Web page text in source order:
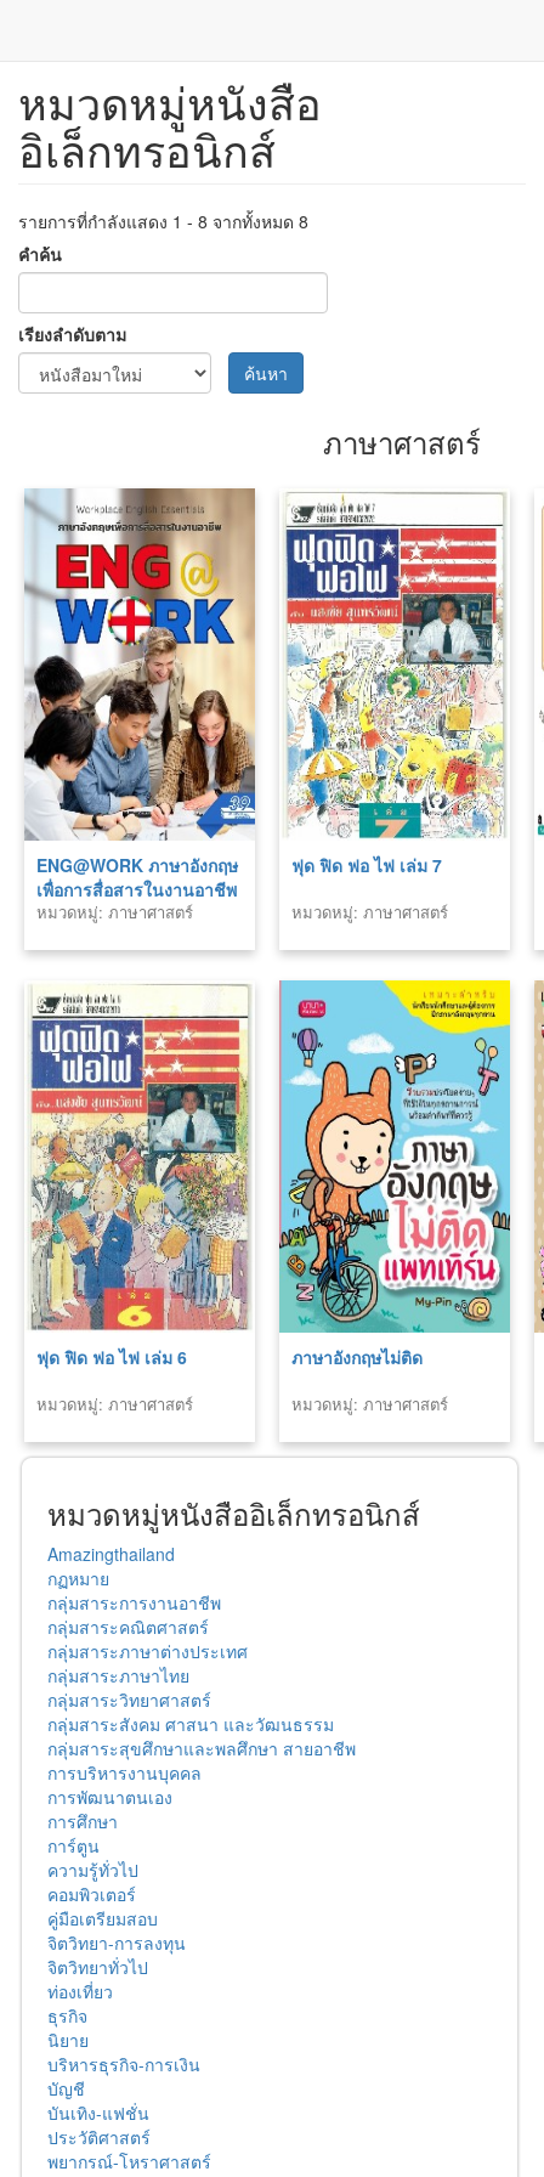
ข้าม
เนื้อหา
หมวดหมู่หนังสือ
อิเล็กทรอนิกส์
รายการที่กำลังแสดง 1 - 8 จากทั้งหมด 8
คำค้น
เรียงลำดับตาม
ค้นหา
ภาษาศาสตร์
ENG@WORK ภาษาอังกฤษ
เพื่อการสื่อสารในงานอาชีพ
หมวดหมู่: ภาษาศาสตร์
ฟุด ฟิด ฟอ ไฟ เล่ม 7
หมวดหมู่: ภาษาศาสตร์
ฟุด ฟิด ฟอ ไฟ เล่ม 6
หมวดหมู่: ภาษาศาสตร์
ภาษาอังกฤษไม่ติด
หมวดหมู่: ภาษาศาสตร์
หมวดหมู่หนังสืออิเล็กทรอนิกส์
Amazingthailand
กฏหมาย
กลุ่มสาระการงานอาชีพ
กลุ่มสาระคณิตศาสตร์
กลุ่มสาระภาษาต่างประเทศ
กลุ่มสาระภาษาไทย
กลุ่มสาระวิทยาศาสตร์
กลุ่มสาระสังคม ศาสนา และวัฒนธรรม
กลุ่มสาระสุขศึกษาและพลศึกษา สายอาชีพ
การบริหารงานบุคคล
การพัฒนาตนเอง
การศึกษา
การ์ตูน
ความรู้ทั่วไป
คอมพิวเตอร์
คู่มือเตรียมสอบ
จิตวิทยา-การลงทุน
จิตวิทยาทั่วไป
ท่องเที่ยว
ธุรกิจ
นิยาย
บริหารธุรกิจ-การเงิน
บัญชี
บันเทิง-แฟชั่น
ประวัติศาสตร์
พยากรณ์-โหราศาสตร์